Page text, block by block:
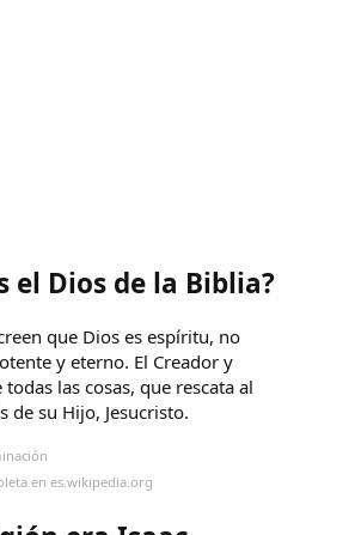
el Dios de la Biblia?
que Dios es espíritu,​ no
y eterno. El Creador y
las cosas, que rescata al
de su Hijo, Jesucristo.
en es.wikipedia.org